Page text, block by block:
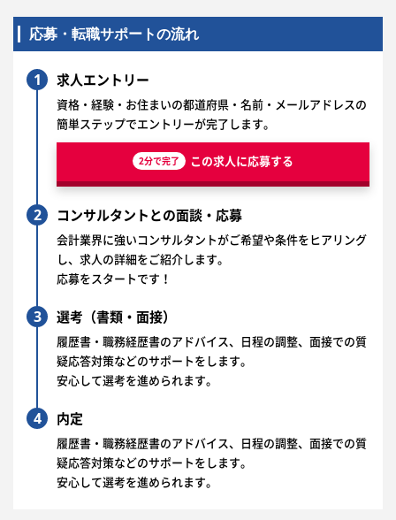
応募・転職サポートの流れ
1 求人エントリー
資格・経験・お住まいの都道府県・名前・メールアドレスの
簡単ステップでエントリーが完了します。
2分で完了 この求人に応募する
2 コンサルタントとの面談・応募
会計業界に強いコンサルタントがご希望や条件をヒアリング
し、求人の詳細をご紹介します。
応募をスタートです！
3 選考（書類・面接）
履歴書・職務経歴書のアドバイス、日程の調整、面接での質
疑応答対策などのサポートをします。
安心して選考を進められます。
4 内定
履歴書・職務経歴書のアドバイス、日程の調整、面接での質
疑応答対策などのサポートをします。
安心して選考を進められます。